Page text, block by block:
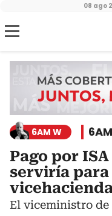
08 ago
6AM W
Pago por
serviría
El viceministro